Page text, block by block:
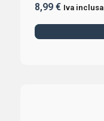
8,99 € Iva inclusa